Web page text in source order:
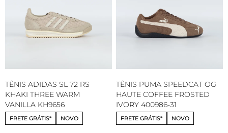
TÊNIS ADIDAS SL 72 RS
KHAKI THREE WARM
VANILLA KH9656
FRETE GRÁTIS* NOVO
TÊNIS PUMA SPEEDCAT OG
HAUTE COFFEE FROSTED
IVORY 400986-31
FRETE GRÁTIS* NOVO